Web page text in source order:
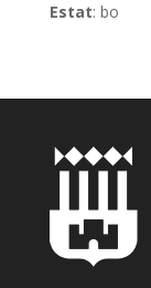
Estat: bo